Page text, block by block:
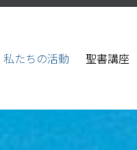
私たちの活動 聖書講座